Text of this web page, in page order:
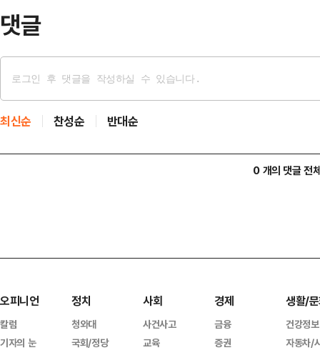
댓글
최신순 찬성순 반대순
0 개의 댓글 전
오피니언
칼럼
기자의 눈
정치
청와대
국회/정당
사회
사건사고
교육
경제
금융
증권
생활/
건강정보
자동차/